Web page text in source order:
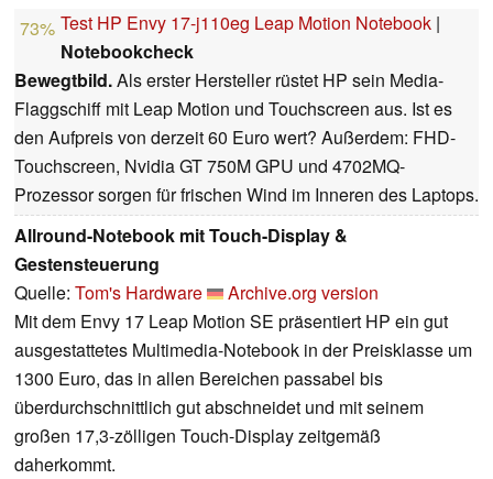
73% Test HP Envy 17-j110eg Leap Motion Notebook |
Notebookcheck
Bewegtbild.Als erster Hersteller rüstet HP sein Media-
Flaggschiff mit Leap Motion und Touchscreen aus. Ist es
den Aufpreis von derzeit 60 Euro wert? Außerdem: FHD-
Touchscreen, Nvidia GT 750M GPU und 4702MQ-
Prozessor sorgen für frischen Wind im Inneren des Laptops.
Allround-Notebook mit Touch-Display &
Gestensteuerung
Quelle: Tom's Hardware
Archive.org version
Mit dem Envy 17 Leap Motion SE präsentiert HP ein gut
ausgestattetes Multimedia-Notebook in der Preisklasse um
1300 Euro, das in allen Bereichen passabel bis
überdurchschnittlich gut abschneidet und mit seinem
großen 17,3-zölligen Touch-Display zeitgemäß
daherkommt.